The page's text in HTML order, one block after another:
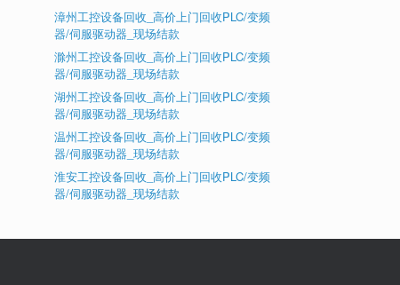
漳州工控设备回收_高价上门回收PLC/变频
器/伺服驱动器_现场结款
滁州工控设备回收_高价上门回收PLC/变频
器/伺服驱动器_现场结款
湖州工控设备回收_高价上门回收PLC/变频
器/伺服驱动器_现场结款
温州工控设备回收_高价上门回收PLC/变频
器/伺服驱动器_现场结款
淮安工控设备回收_高价上门回收PLC/变频
器/伺服驱动器_现场结款